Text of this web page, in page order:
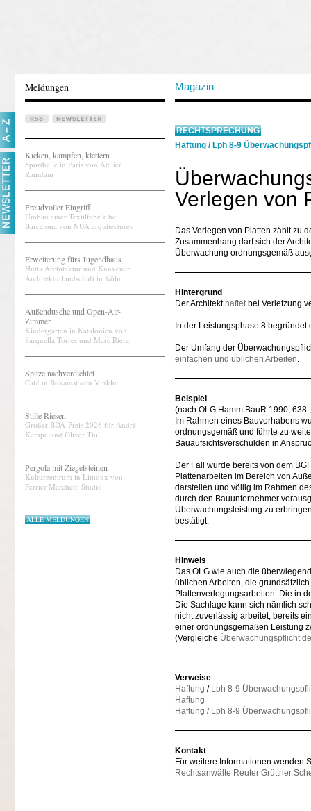
Meldungen Magazin
Kicken, kämpfen, klettern
Sporthalle in Paris von Atelier
Ramdam
Freudvoller Eingriff
Umbau einer Textilfabrik bei
Barcelona von NUA arquitectures
Erweiterung fürs Jugendhaus
Hutta Architektur und Knüvener
Architekturlandschaft in Köln
Außendusche und Open-Air-
Zimmer
Kindergarten in Katalonien von
Sarquella Torres und Marc Riera
Spitze nachverdichtet
Café in Bukarest von Vinklu
Stille Riesen
Großer BDA-Preis 2026 für André
Kempe und Oliver Thill
Pergola mit Ziegelsteinen
Kulturzentrum in Limoux von
Ferrier Marchetti Studio
ALLE MELDUNGEN
RECHTSPRECHUNG
Haftung / Lph 8-9
Verlegen von
Das Verlegen von Platten zählt zu
Zusammenhang darf sich der
Überwachung ordnungsgemäß
Hintergrund
Der Architekt haftetbei Verletzung
In der Leistungsphase 8
Der Umfang der
einfachen und üblichen Arbeiten.
Beispiel
(nach OLG Hamm BauR 1990, 638
Im Rahmen eines Bauvorhabens
ordnungsgemäß und führte zu
Bauaufsichtsverschulden in
Der Fall wurde bereits von dem
Plattenarbeiten im Bereich von
darstellen und völlig im Rahmen
durch den Bauunternehmer
Überwachungsleistung zu
bestätigt.
Hinweis
Das OLG wie auch die
üblichen Arbeiten, die
Plattenverlegungsarbeiten. Die in
Die Sachlage kann sich nämlich
nicht zuverlässig arbeitet, bereits
einer ordnungsgemäßen Leistung
(Vergleiche Überwachungspflicht
Verweise
Haftung / Lph 8-9
Haftung
Haftung / Lph 8-9
Kontakt
Für weitere Informationen wenden
Rechtsanwälte Reuter Grüttner